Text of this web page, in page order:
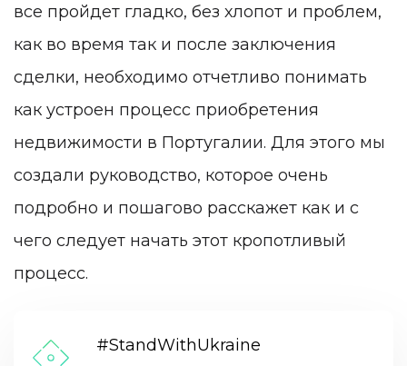
все пройдет гладко, без хлопот и проблем,
как во время так и после заключения
сделки, необходимо отчетливо понимать
как устроен процесс приобретения
недвижимости в Португалии. Для этого мы
создали руководство, которое очень
подробно и пошагово расскажет как и с
чего следует начать этот кропотливый
процесс.
#StandWithUkraine